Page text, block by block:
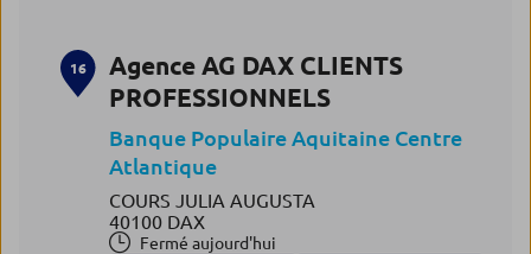
16
Agence AG DAX CLIENTS
PROFESSIONNELS
Banque Populaire Aquitaine Centre
Atlantique
COURS JULIA AUGUSTA
40100 DAX
Fermé aujourd'hui